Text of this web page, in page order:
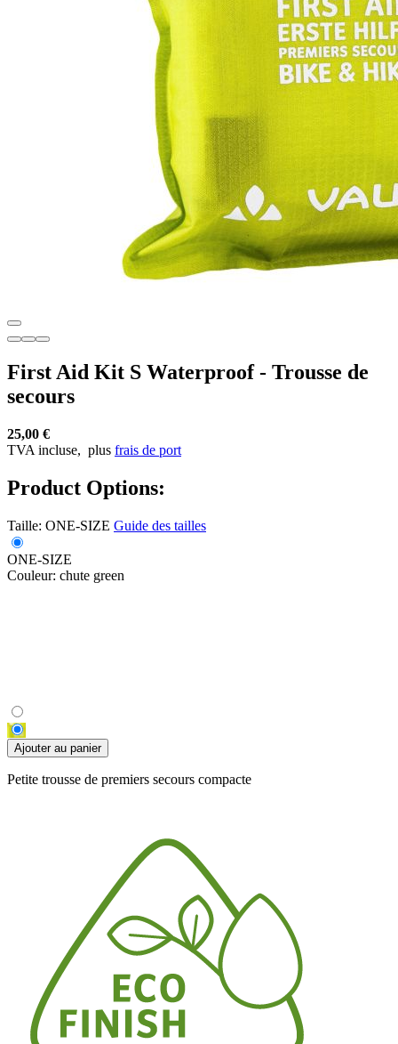
First Aid Kit S Waterproof - Trousse de
secours
25,00 €
TVA incluse, plus frais de port
Product Options:
Taille: ONE-SIZE Guide des tailles
ONE-SIZE
Couleur: chute green
Ajouter au panier
Petite trousse de premiers secours compacte